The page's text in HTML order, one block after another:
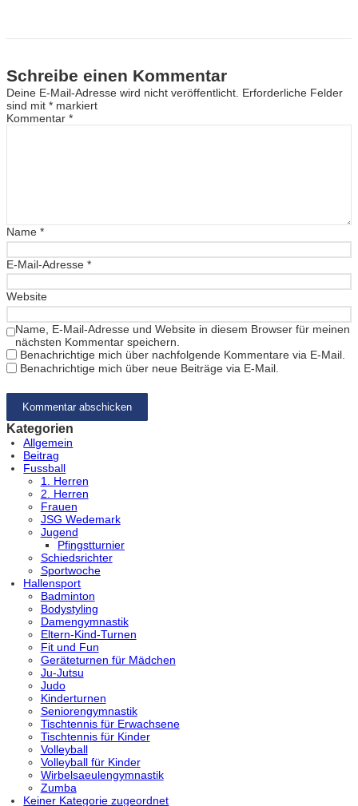
Schreibe einen Kommentar
Deine E-Mail-Adresse wird nicht veröffentlicht. Erforderliche Felder
sind mit * markiert
Kommentar *
Name *
E-Mail-Adresse *
Website
Name, E-Mail-Adresse und Website in diesem Browser für meinen
nächsten Kommentar speichern.
Benachrichtige mich über nachfolgende Kommentare via E-Mail.
Benachrichtige mich über neue Beiträge via E-Mail.
Kategorien
Allgemein
Beitrag
Fussball
1. Herren
2. Herren
Frauen
JSG Wedemark
Jugend
Pfingstturnier
Schiedsrichter
Sportwoche
Hallensport
Badminton
Bodystyling
Damengymnastik
Eltern-Kind-Turnen
Fit und Fun
Geräteturnen für Mädchen
Ju-Jutsu
Judo
Kinderturnen
Seniorengymnastik
Tischtennis für Erwachsene
Tischtennis für Kinder
Volleyball
Volleyball für Kinder
Wirbelsaeulengymnastik
Zumba
Keiner Kategorie zugeordnet